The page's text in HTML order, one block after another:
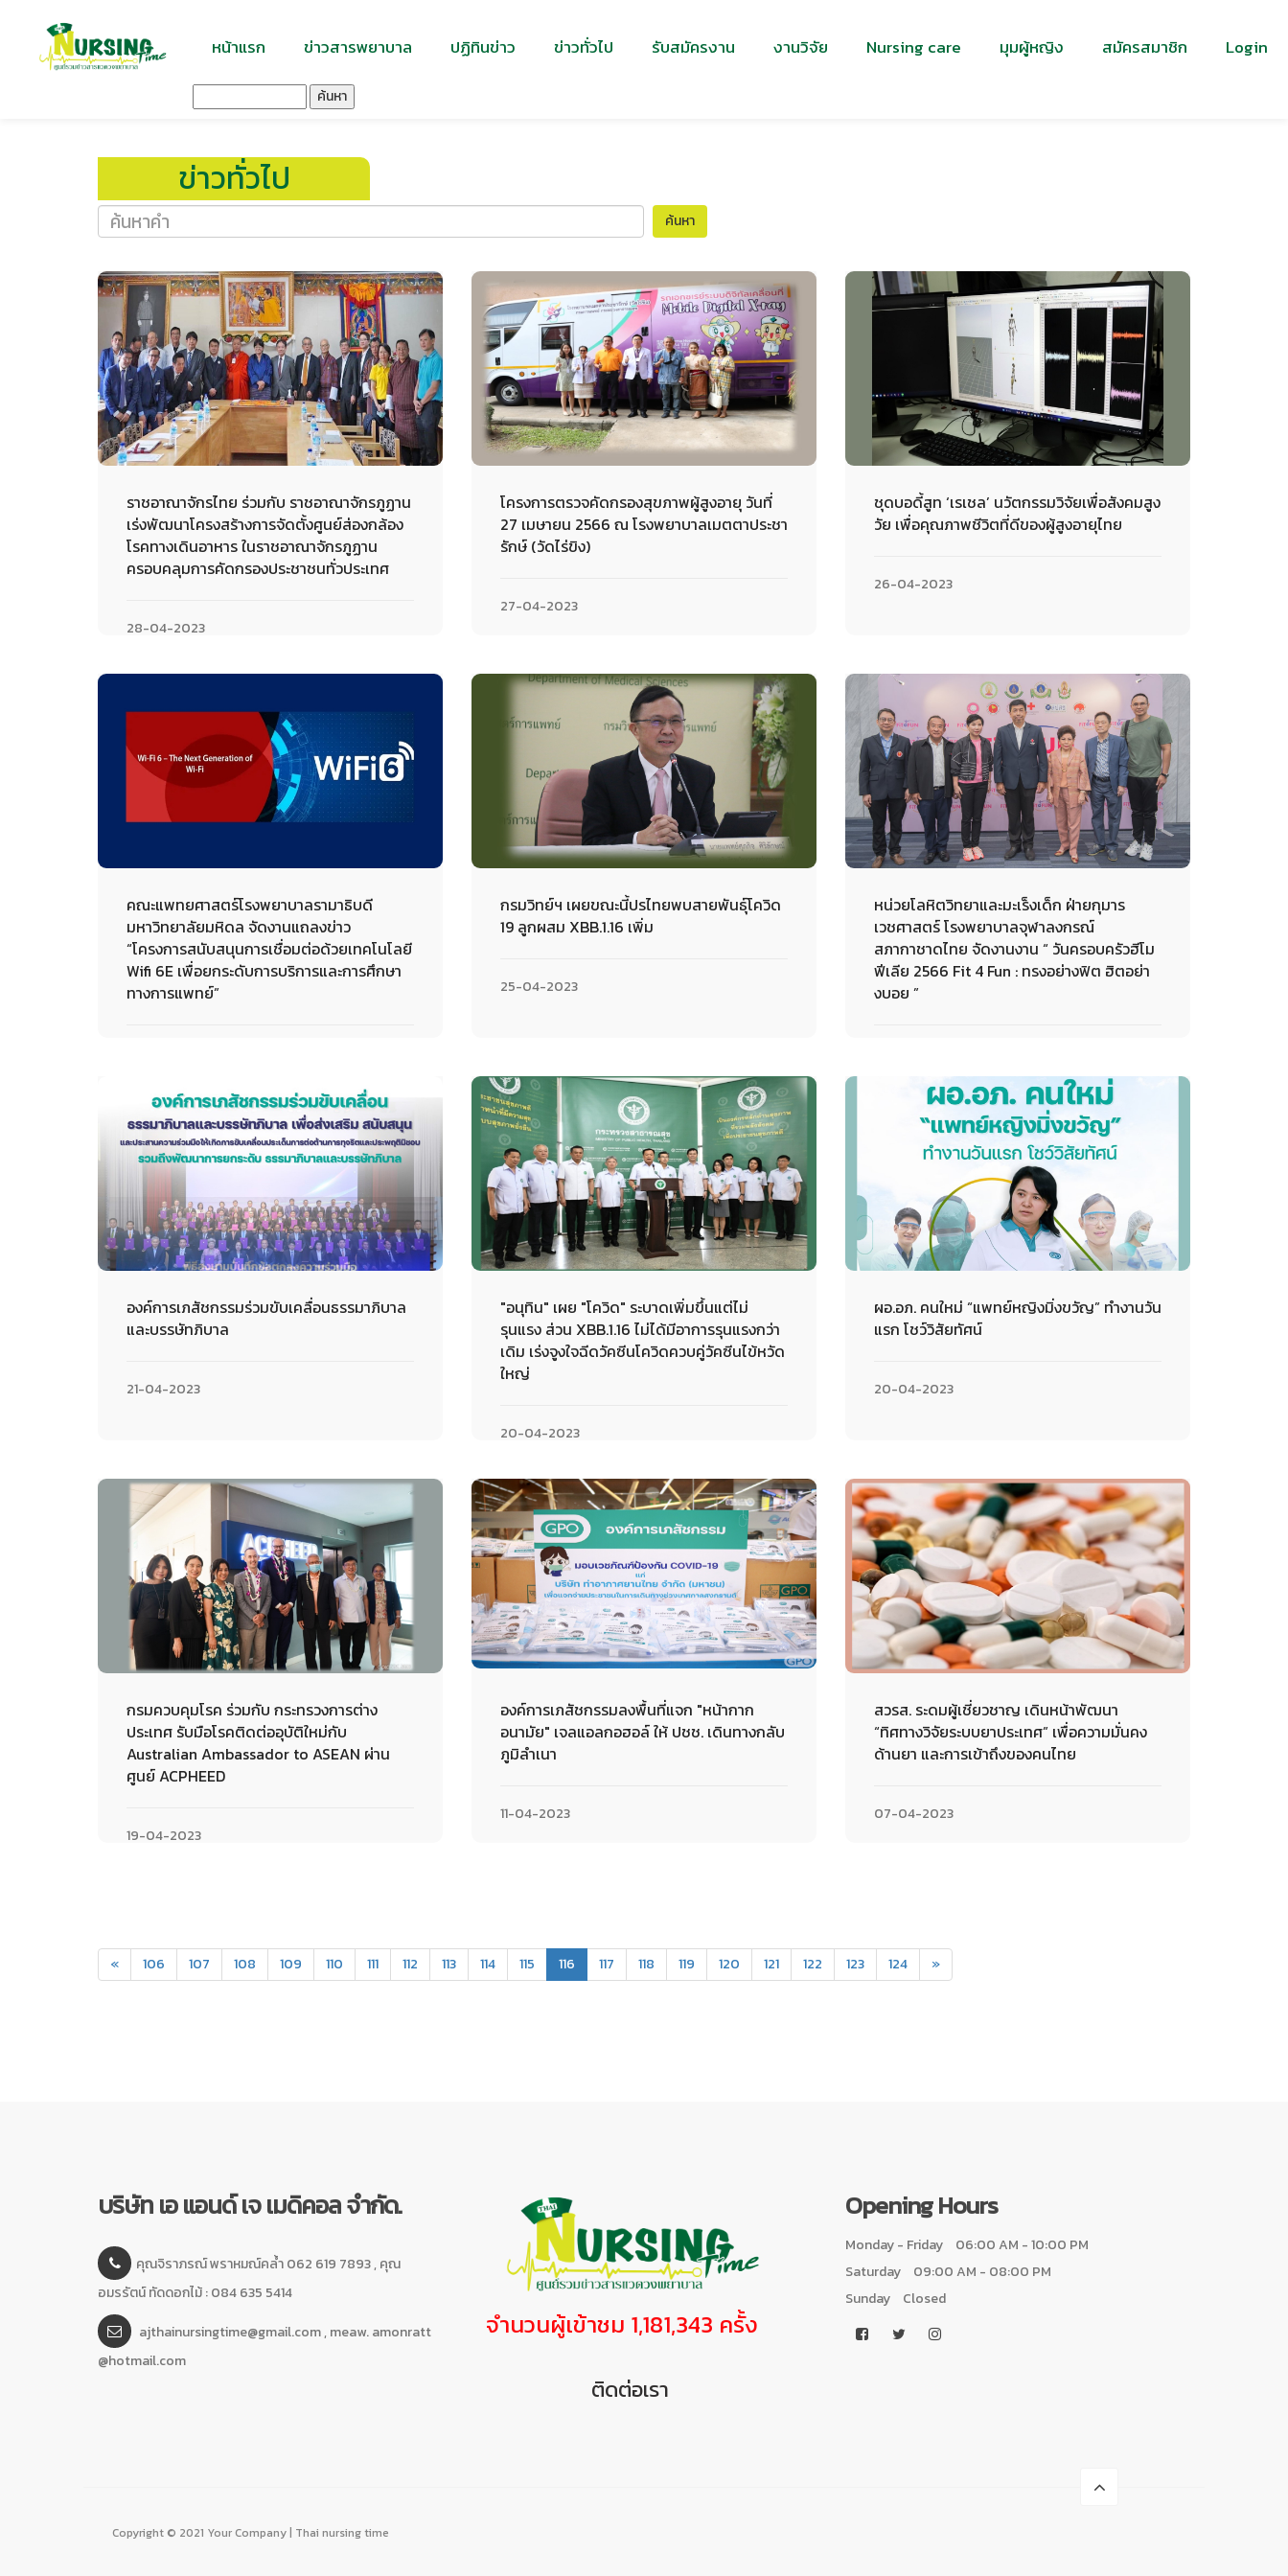
หน้าแรก ข่าวสารพยาบาล ปฏิทินข่าว ข่าวทั่วไป รับสมัครงาน งานวิจัย Nursing care มุมผู้หญิง สมัครสมาชิก Login
ค้นหา
ข่าวทั่วไป
ค้นหา
ราชอาณาจักรไทย ร่วมกับ ราชอาณาจักรภูฏาน
เร่งพัฒนาโครงสร้างการจัดตั้งศูนย์ส่องกล้อง
โรคทางเดินอาหาร ในราชอาณาจักรภูฏาน
ครอบคลุมการคัดกรองประชาชนทั่วประเทศ
28-04-2023
โครงการตรวจคัดกรองสุขภาพผู้สูงอายุ วันที่
27 เมษายน 2566 ณ โรงพยาบาลเมตตาประชา
รักษ์ (วัดไร่ขิง)
27-04-2023
ชุดบอดี้สูท ‘เรเชล’ นวัตกรรมวิจัยเพื่อสังคมสูง
วัย เพื่อคุณภาพชีวิตที่ดีของผู้สูงอายุไทย
26-04-2023
คณะแพทยศาสตร์โรงพยาบาลรามาธิบดี
มหาวิทยาลัยมหิดล จัดงานแถลงข่าว
“โครงการสนับสนุนการเชื่อมต่อด้วยเทคโนโลยี
Wifi 6E เพื่อยกระดับการบริการและการศึกษา
ทางการแพทย์”
กรมวิทย์ฯ เผยขณะนี้ปรไทยพบสายพันธุ์โควิด
19 ลูกผสม XBB.1.16 เพิ่ม
25-04-2023
หน่วยโลหิตวิทยาและมะเร็งเด็ก ฝ่ายกุมาร
เวชศาสตร์ โรงพยาบาลจุฬาลงกรณ์
สภากาชาดไทย จัดงานงาน “ วันครอบครัวฮีโม
ฟีเลีย 2566 Fit 4 Fun : ทรงอย่างฟิต ฮิตอย่า
งบอย ”
องค์การเภสัชกรรมร่วมขับเคลื่อนธรรมาภิบาล
และบรรษัทภิบาล
21-04-2023
"อนุทิน" เผย "โควิด" ระบาดเพิ่มขึ้นแต่ไม่
รุนแรง ส่วน XBB.1.16 ไม่ได้มีอาการรุนแรงกว่า
เดิม เร่งจูงใจฉีดวัคซีนโควิดควบคู่วัคซีนไข้หวัด
ใหญ่
20-04-2023
ผอ.อภ. คนใหม่ “แพทย์หญิงมิ่งขวัญ” ทำงานวัน
แรก โชว์วิสัยทัศน์
20-04-2023
กรมควบคุมโรค ร่วมกับ กระทรวงการต่าง
ประเทศ รับมือโรคติดต่ออุบัติใหม่กับ
Australian Ambassador to ASEAN ผ่าน
ศูนย์ ACPHEED
19-04-2023
องค์การเภสัชกรรมลงพื้นที่แจก "หน้ากาก
อนามัย" เจลแอลกอฮอล์ ให้ ปชช. เดินทางกลับ
ภูมิลำเนา
11-04-2023
สวรส. ระดมผู้เชี่ยวชาญ เดินหน้าพัฒนา
“ทิศทางวิจัยระบบยาประเทศ” เพื่อความมั่นคง
ด้านยา และการเข้าถึงของคนไทย
07-04-2023
« 106 107 108 109 110 111 112 113 114 115 116 (current)
117 118 119 120 121 122 123 124 »
บริษัท เอ แอนด์ เจ เมดิคอล จำกัด.
คุณจิราภรณ์ พราหมณ์คล้ำ 062 619 7893 , คุณ
อมรรัตน์ ทัดดอกไม้ : 084 635 5414
ajthainursingtime@gmail.com , meaw. amonratt
@hotmail.com
จำนวนผู้เข้าชม 1,181,343 ครั้ง
ติดต่อเรา
Opening Hours
Monday - Friday
06:00 AM - 10:00 PM
Saturday
09:00 AM - 08:00 PM
Sunday
Closed
Copyright © 2021 Your Company | Thai nursing time